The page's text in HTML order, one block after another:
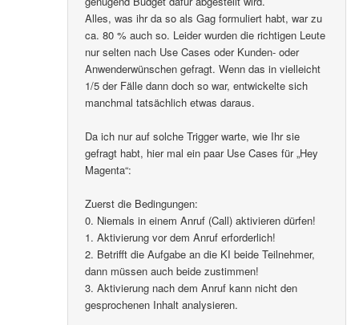
Alles, was ihr da so als Gag formuliert habt, war zu
ca. 80 % auch so. Leider wurden die richtigen Leute
nur selten nach Use Cases oder Kunden- oder
Anwenderwünschen gefragt. Wenn das in vielleicht
1/5 der Fälle dann doch so war, entwickelte sich
manchmal tatsächlich etwas daraus.
Da ich nur auf solche Trigger warte, wie Ihr sie
gefragt habt, hier mal ein paar Use Cases für „Hey
Magenta“:
Zuerst die Bedingungen:
0. Niemals in einem Anruf (Call) aktivieren dürfen!
1. Aktivierung vor dem Anruf erforderlich!
2. Betrifft die Aufgabe an die KI beide Teilnehmer,
dann müssen auch beide zustimmen!
3. Aktivierung nach dem Anruf kann nicht den
gesprochenen Inhalt analysieren.